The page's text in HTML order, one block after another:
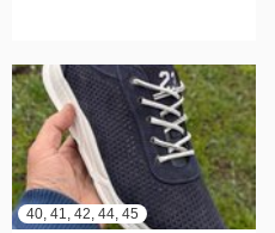
40, 41, 42, 44, 45